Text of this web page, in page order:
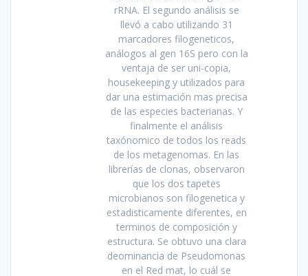
rRNA. El segundo análisis se
llevó a cabo utilizando 31
marcadores filogeneticos,
análogos al gen 16S pero con la
ventaja de ser uni-copia,
housekeeping y utilizados para
dar una estimación mas precisa
de las especies bacterianas. Y
finalmente el análisis
taxónomico de todos los reads
de los metagenomas. En las
librerías de clonas, observaron
que los dos tapetes
microbianos son filogenetica y
estadisticamente diferentes, en
terminos de composición y
estructura. Se obtuvo una clara
deominancia de Pseudomonas
en el Red mat, lo cuál se